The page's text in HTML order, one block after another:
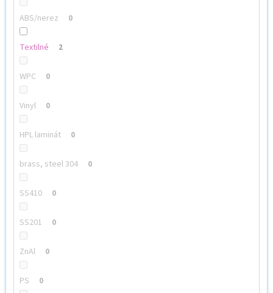
ABS/nerez 0
Textilné 2
WPC 0
Vinyl 0
HPL laminát 0
brass, steel 304 0
SS410 0
SS201 0
ZnAl 0
PS 0